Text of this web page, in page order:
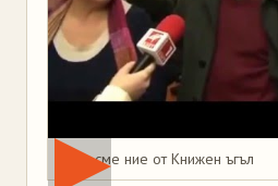
Това сме ние от Книжен ъгъл